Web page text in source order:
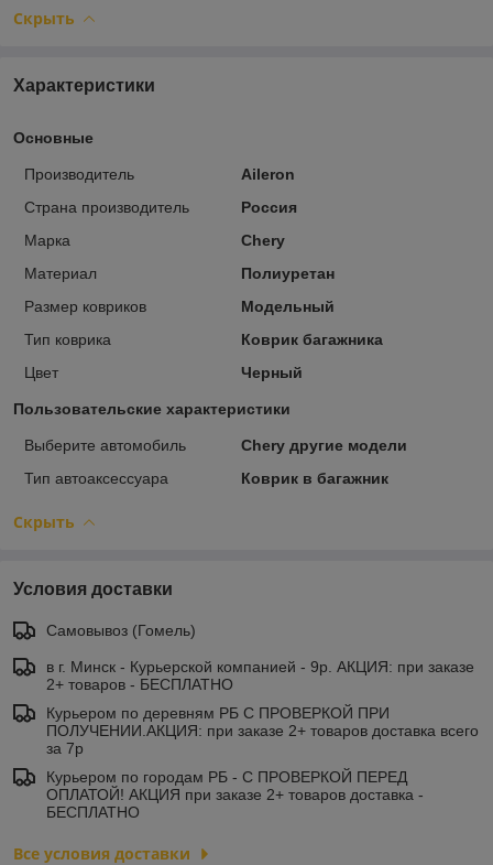
Скрыть
Характеристики
Основные
Производитель
Aileron
Страна производитель
Россия
Марка
Chery
Материал
Полиуретан
Размер ковриков
Модельный
Тип коврика
Коврик багажника
Цвет
Черный
Пользовательские характеристики
Выберите автомобиль
Chery другие модели
Тип автоаксессуара
Коврик в багажник
Скрыть
Условия доставки
Самовывоз (Гомель)
в г. Минск - Курьерской компанией - 9р. АКЦИЯ: при заказе
2+ товаров - БЕСПЛАТНО
Курьером по деревням РБ С ПРОВЕРКОЙ ПРИ
ПОЛУЧЕНИИ.АКЦИЯ: при заказе 2+ товаров доставка всего
за 7р
Курьером по городам РБ - С ПРОВЕРКОЙ ПЕРЕД
ОПЛАТОЙ! АКЦИЯ при заказе 2+ товаров доставка -
БЕСПЛАТНО
Все условия доставки